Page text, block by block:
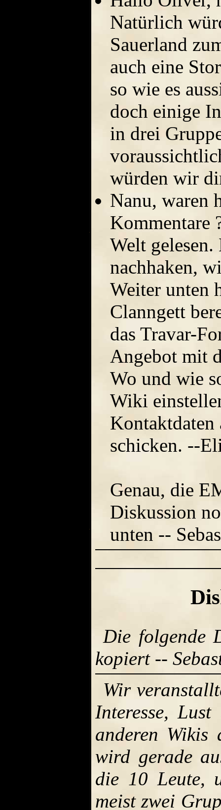
Natürlich
Sauerland
auch eine
so wie es
doch einige
in drei
würden wir
Nanu, waren
Kommentare
Welt
nachhaken,
Weiter unten
Clanngett
das Travar-
Angebot mit
Wo und wie
Wiki
Kontaktdaten
schicken. --
Genau, die
Diskussion
unten --
Die folgende
kopiert --
Wir
Interesse,
anderen Wikis
wird gerade
die 10 Leute,
meist zwei